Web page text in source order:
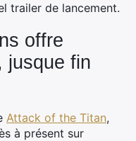
trailer de lancement.
offre
jusque fin
Attack of the Titan,
à présent sur